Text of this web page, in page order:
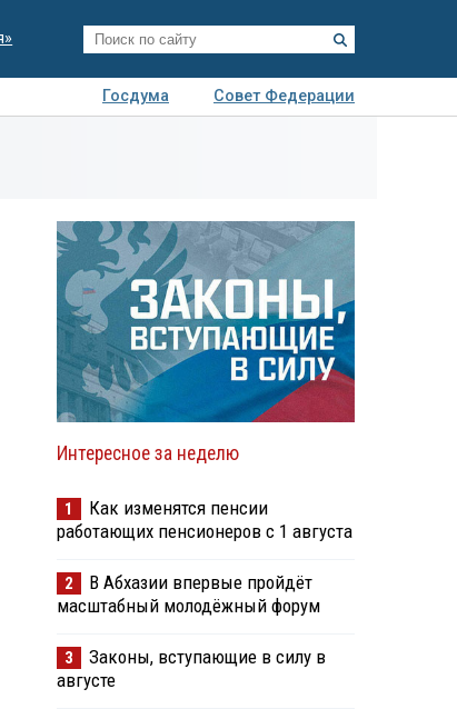
Госдума
Совет Федерации
Интересное за неделю
1
Как изменятся пенсии
работающих пенсионеров с 1 августа
2
В Абхазии впервые пройдёт
масштабный молодёжный форум
3
Законы, вступающие в силу в
августе